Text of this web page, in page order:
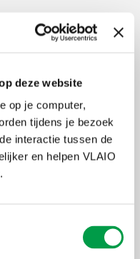
deze website
op je computer,
tijdens je bezoek
interactie tussen de
en helpen VLAIO
versnellen
bij de
in Vlaamse zeehavens
na definitieve
ontwerp voor advies
goedkeuring zal
lanceren voor de